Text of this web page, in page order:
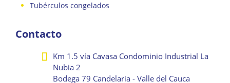
Tubérculos congelados
Contacto
Km 1.5 vía Cavasa Condominio Industrial La
Nubia 2
Bodega 79 Candelaria - Valle del Cauca